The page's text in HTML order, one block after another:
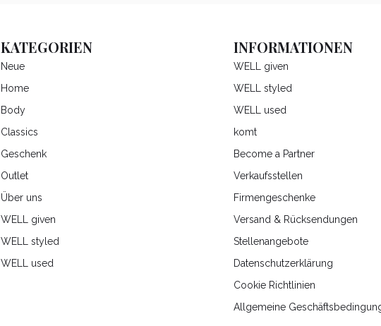
KATEGORIEN
Neue
Home
Body
Classics
Geschenk
Outlet
Über uns
WELL given
WELL styled
WELL used
INFORMATIONEN
WELL given
WELL styled
WELL used
komt
Become a Partner
Verkaufsstellen
Firmengeschenke
Versand & Rücksendungen
Stellenangebote
Datenschutzerklärung
Cookie Richtlinien
Allgemeine